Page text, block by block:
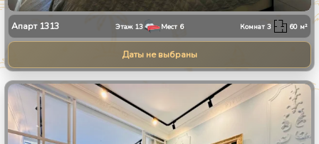
Апарт 1313 Этаж 13 Мест 6 Комнат3 60 м²
Даты не выбраны